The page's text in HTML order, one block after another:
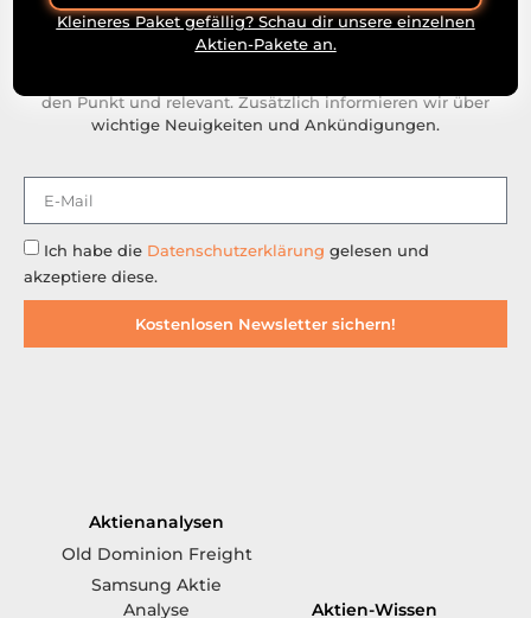
Melde dich zu unserem kostenlosen Newsletter an und
erhalte wöchentlich spannende Einblicke in die Welt der
Aktien. Wir nehmen ein Thema genau unter die Lupe und
den Punkt und relevant. Zusätzlich informieren wir über
wichtige Neuigkeiten und Ankündigungen.
Ich habe die Datenschutzerklärung gelesen und
akzeptiere diese.
Kostenlosen Newsletter sichern!
Aktienanalysen
Old Dominion Freight
Samsung Aktie
Analyse
Aktien-Wissen
Kleineres Paket gefällig? Schau dir unsere einzelnen
Aktien-Pakete an.